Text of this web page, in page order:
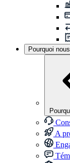
Pourquoi
A